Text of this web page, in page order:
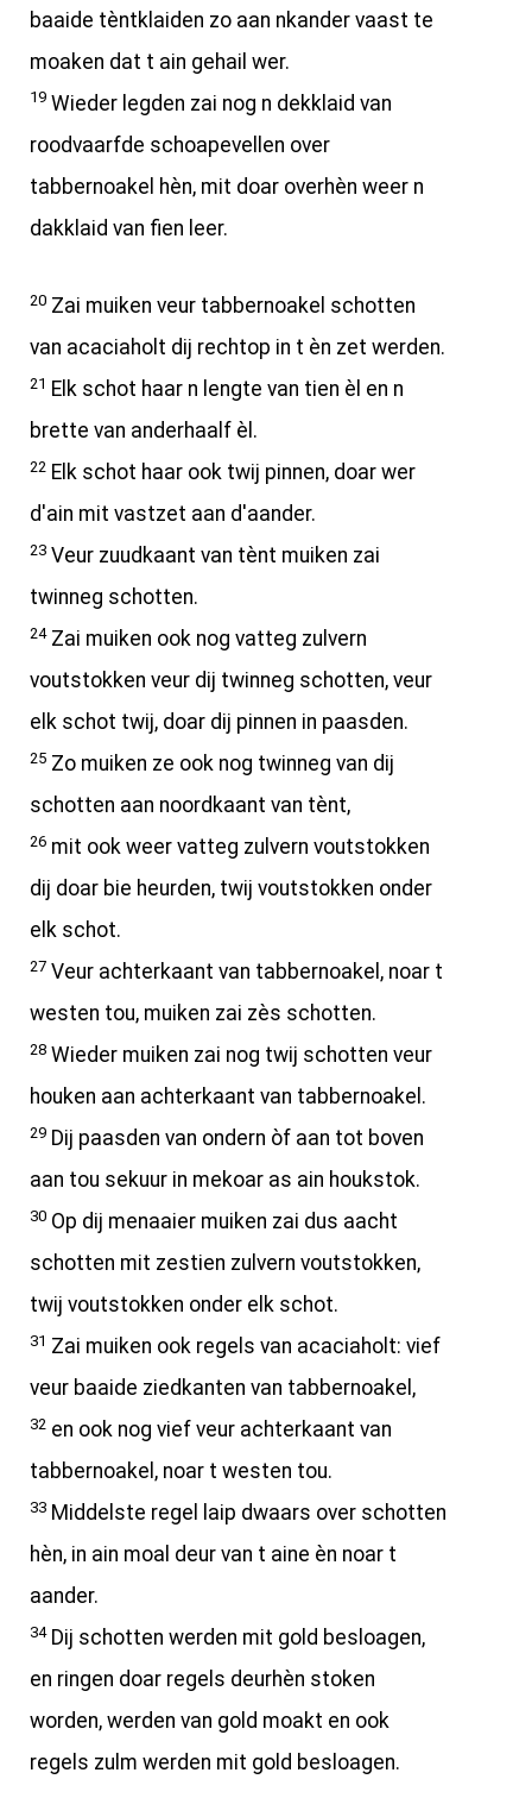
baaide tèntklaiden zo aan nkander vaast te
moaken dat t ain gehail wer.
19 Wieder legden zai nog n dekklaid van
roodvaarfde schoapevellen over
tabbernoakel hèn, mit doar overhèn weer n
dakklaid van fien leer.
20 Zai muiken veur tabbernoakel schotten
van acaciaholt dij rechtop in t èn zet werden.
21 Elk schot haar n lengte van tien èl en n
brette van anderhaalf èl.
22 Elk schot haar ook twij pinnen, doar wer
d'ain mit vastzet aan d'aander.
23 Veur zuudkaant van tènt muiken zai
twinneg schotten.
24Zai muiken ook nog vatteg zulvern
voutstokken veur dij twinneg schotten, veur
elk schot twij, doar dij pinnen in paasden.
25 Zo muiken ze ook nog twinneg van dij
schotten aan noordkaant van tènt,
26 mit ook weer vatteg zulvern voutstokken
dij doar bie heurden, twij voutstokken onder
elk schot.
27 Veur achterkaant van tabbernoakel, noar t
westen tou, muiken zai zès schotten.
28 Wieder muiken zai nog twij schotten veur
houken aan achterkaant van tabbernoakel.
29 Dij paasden van ondern òf aan tot boven
aan tou sekuur in mekoar as ain houkstok.
30 Op dij menaaier muiken zai dus aacht
schotten mit zestien zulvern voutstokken,
twij voutstokken onder elk schot.
31 Zai muiken ook regels van acaciaholt: vief
veur baaide ziedkanten van tabbernoakel,
32 en ook nog vief veur achterkaant van
tabbernoakel, noar t westen tou.
33 Middelste regel laip dwaars over schotten
hèn, in ain moal deur van t aine èn noar t
aander.
34Dij schotten werden mit gold besloagen,
en ringen doar regels deurhèn stoken
worden, werden van gold moakt en ook
regels zulm werden mit gold besloagen.